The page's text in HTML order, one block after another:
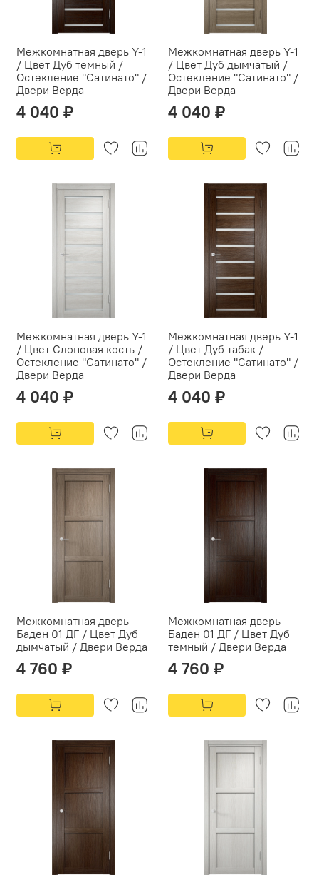
Межкомнатная дверь Y-1
/ Цвет Дуб темный /
Остекление "Сатинато" /
Двери Верда
4 040 ₽
Межкомнатная дверь Y-1
/ Цвет Дуб дымчатый /
Остекление "Сатинато" /
Двери Верда
4 040 ₽
Межкомнатная дверь Y-1
/ Цвет Слоновая кость /
Остекление "Сатинато" /
Двери Верда
4 040 ₽
Межкомнатная дверь Y-1
/ Цвет Дуб табак /
Остекление "Сатинато" /
Двери Верда
4 040 ₽
Межкомнатная дверь
Баден 01 ДГ / Цвет Дуб
дымчатый / Двери Верда
4 760 ₽
Межкомнатная дверь
Баден 01 ДГ / Цвет Дуб
темный / Двери Верда
4 760 ₽